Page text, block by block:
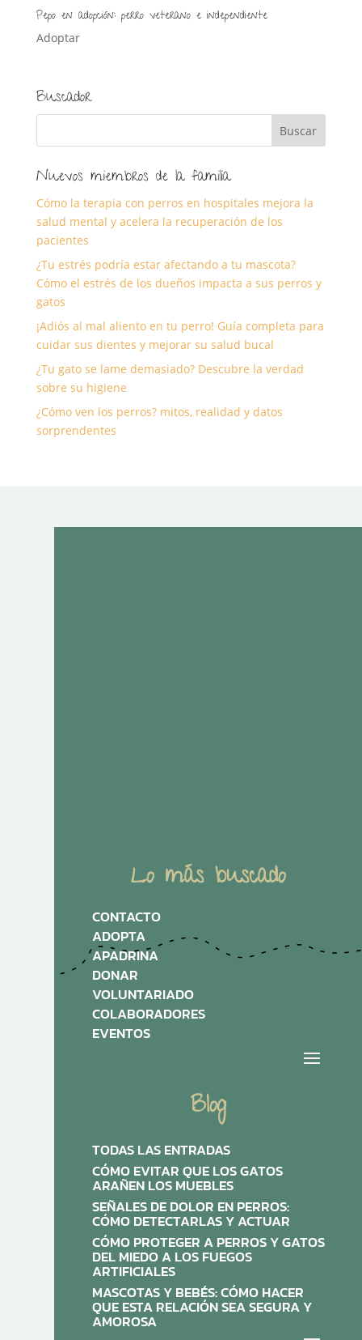
Pepo en adopción: perro veterano e independiente
Adoptar
Buscador
Nuevos miembros de la familia
Cómo la terapia con perros en hospitales mejora la
salud mental y acelera la recuperación de los
pacientes
¿Tu estrés podría estar afectando a tu mascota?
Cómo el estrés de los dueños impacta a sus perros y
gatos
¡Adiós al mal aliento en tu perro! Guía completa para
cuidar sus dientes y mejorar su salud bucal
¿Tu gato se lame demasiado? Descubre la verdad
sobre su higiene
¿Cómo ven los perros? mitos, realidad y datos
sorprendentes
Lo más buscado
CONTACTO
ADOPTA
APADRINA
DONAR
VOLUNTARIADO
COLABORADORES
EVENTOS
Blog
TODAS LAS ENTRADAS
CÓMO EVITAR QUE LOS GATOS
ARAÑEN LOS MUEBLES
SEÑALES DE DOLOR EN PERROS:
CÓMO DETECTARLAS Y ACTUAR
CÓMO PROTEGER A PERROS Y GATOS
DEL MIEDO A LOS FUEGOS
ARTIFICIALES
MASCOTAS Y BEBÉS: CÓMO HACER
QUE ESTA RELACIÓN SEA SEGURA Y
AMOROSA